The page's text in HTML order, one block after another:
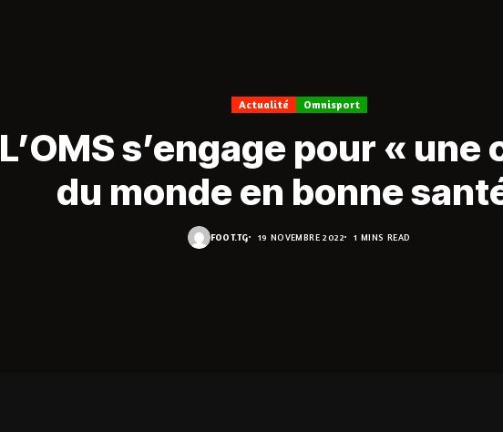
Actualité Omnisport
L’OMS s’engage pour « une
du monde en bonne
FOOT.TG 19 NOVEMBRE 2022 1 MINS READ